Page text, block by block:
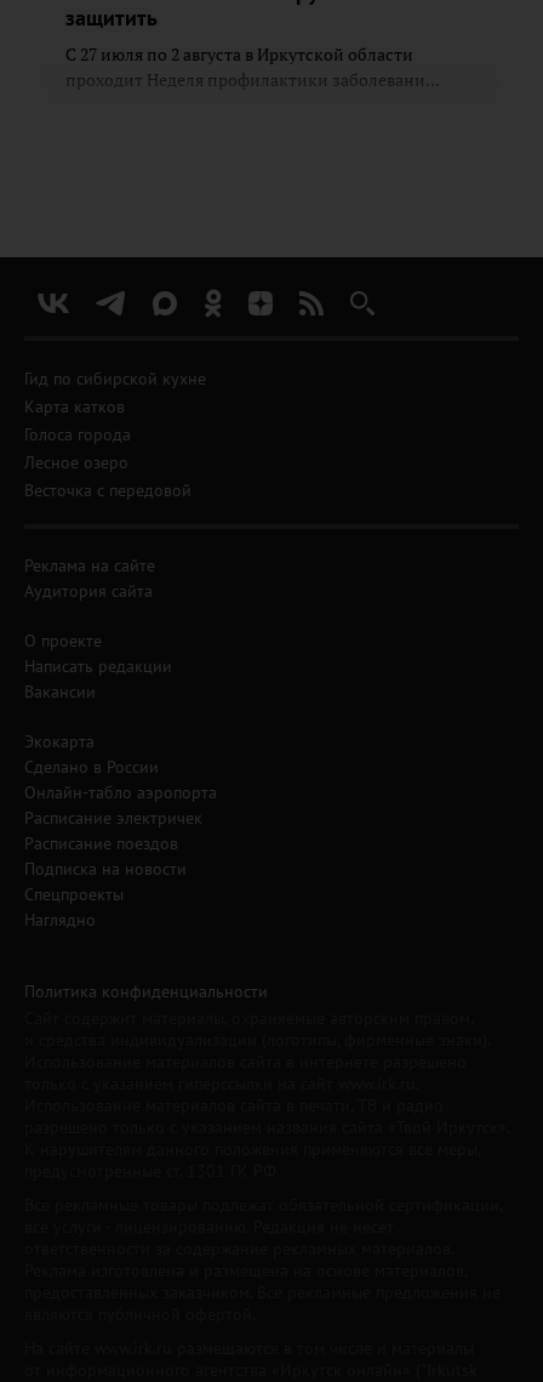
защитить
С 27 июля по 2 августа в Иркутской области
проходит Неделя профилактики заболевани...
Гид по сибирской кухне
Карта катков
Голоса города
Лесное озеро
Весточка с передовой
Реклама на сайте
Аудитория сайта
О проекте
Написать редакции
Вакансии
Экокарта
Сделано в России
Онлайн-табло аэропорта
Расписание электричек
Расписание поездов
Подписка на новости
Спецпроекты
Наглядно
Политика конфиденциальности